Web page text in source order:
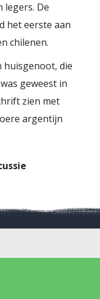
De
het eerste aan
chilenen.
huisgenoot, die
geweest in
zien met
argentijn